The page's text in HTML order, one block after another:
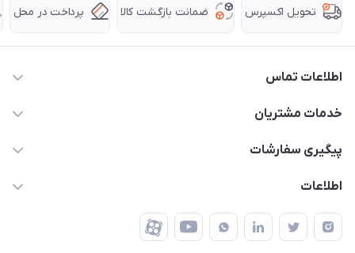
تحویل اکسپرس ضمانت بازگشت کالا پرداخت در محل
اطلاعات تماس
63 0000 43 - 021
تهران - طبقه سوم تجاری - پلاک 11014
خدمات مشتریان
قوانین و مقررات
ضمانت اصالت کالا
پیگیری سفارشات
رهگیری مرسولات پست
رهگیری مرسولات چاپار
اطلاعات
درباره ما
تماس با ما